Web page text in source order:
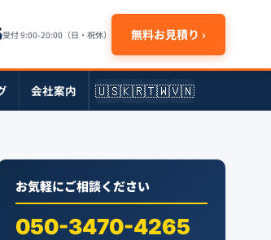
受付 9:00-20:00（日・祝休） 無料お見積り ›
会社案内 🇺🇸🇰🇷🇹🇼🇻🇳
お気軽にご相談ください
050-3470-4265